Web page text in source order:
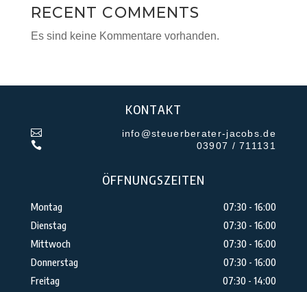
RECENT COMMENTS
Es sind keine Kommentare vorhanden.
KONTAKT

info@steuerberater-jacobs.de

03907 / 711131
ÖFFNUNGSZEITEN
Montag
07:30 - 16:00
Dienstag
07:30 - 16:00
Mittwoch
07:30 - 16:00
Donnerstag
07:30 - 16:00
Freitag
07:30 - 14:00